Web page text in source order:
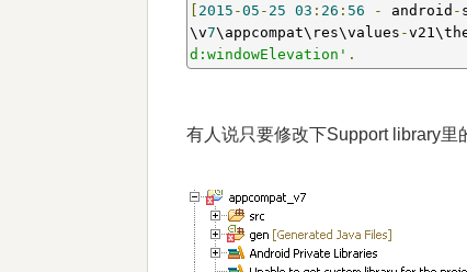
2015 -05 - 25 03 : 26 : 56 - android -
\v7\appcompat\res\values -
d:windowElevation' .
有人说只要修改下Support library里